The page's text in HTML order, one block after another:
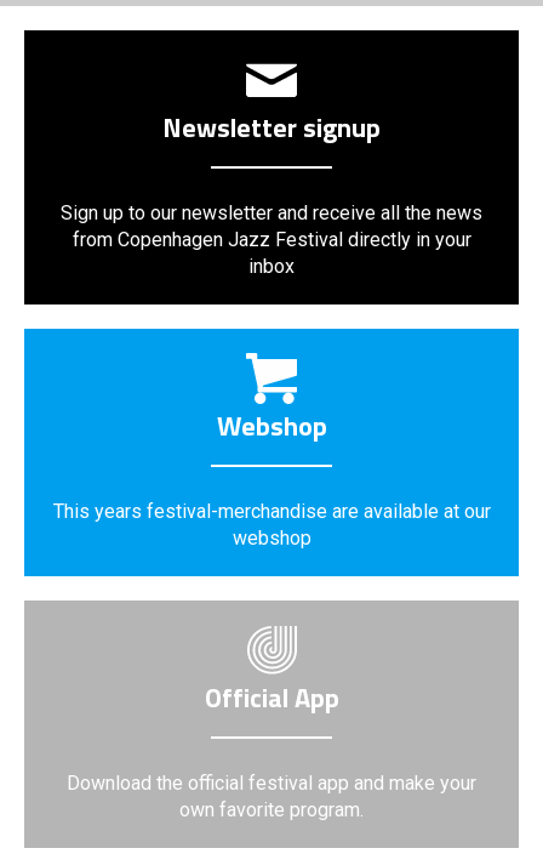
Newsletter signup
Sign up to our newsletter and receive all the news
from Copenhagen Jazz Festival directly in your
inbox
Webshop
This years festival-merchandise are available at our
webshop
Official App
Download the official festival app and make your
own favorite program.